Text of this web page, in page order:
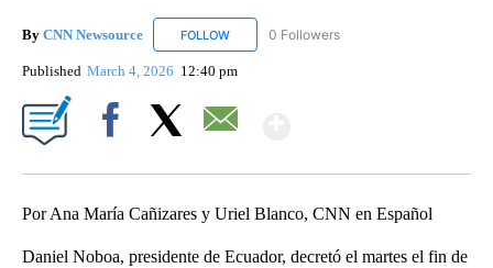
By CNN Newsource FOLLOW FOLLOW "CNN NEWSOURCE" TO RECEIVE
0 Followers
Published March 4, 2026 12:40 pm
Por Ana María Cañizares y Uriel Blanco, CNN en Español
Daniel Noboa, presidente de Ecuador, decretó el martes el fin de